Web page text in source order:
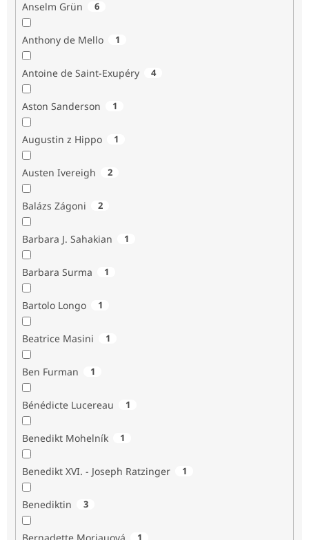
Anselm Grün 6
Anthony de Mello 1
Antoine de Saint-Exupéry 4
Aston Sanderson 1
Augustin z Hippo 1
Austen Ivereigh 2
Balázs Zágoni 2
Barbara J. Sahakian 1
Barbara Surma 1
Bartolo Longo 1
Beatrice Masini 1
Ben Furman 1
Bénédicte Lucereau 1
Benedikt Mohelník 1
Benedikt XVI. - Joseph Ratzinger 1
Benediktin 3
1